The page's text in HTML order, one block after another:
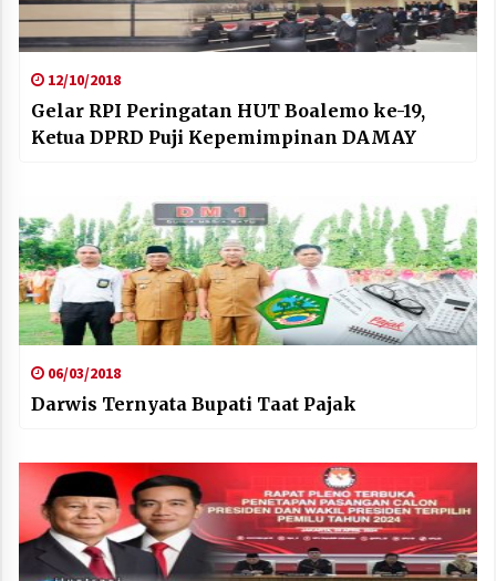
12/10/2018
Gelar RPI Peringatan HUT Boalemo ke-19,
Ketua DPRD Puji Kepemimpinan DAMAY
06/03/2018
Darwis Ternyata Bupati Taat Pajak